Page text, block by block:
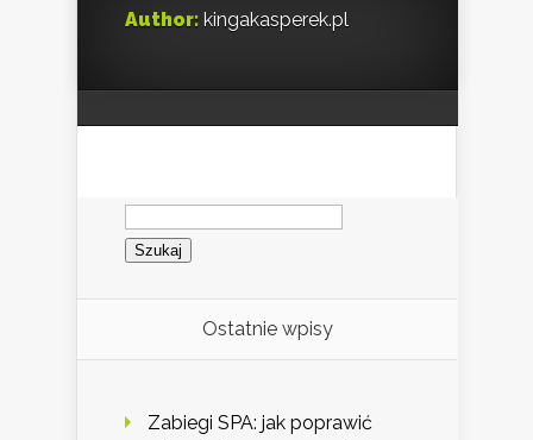
Author: kingakasperek.pl
Szukaj:
Ostatnie wpisy
Zabiegi SPA: jak poprawić